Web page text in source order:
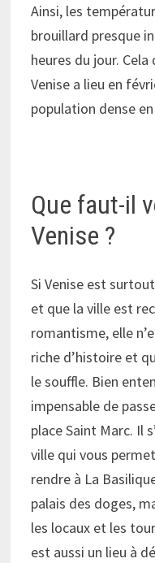
Ainsi, les
brouillard presque
heures du jour.
Venise a lieu en
population dense
Que faut-il
Venise ?
Si Venise est
et que la ville est
romantisme, elle
riche d’histoire et
le souffle. Bien
impensable de
place Saint Marc. Il
ville qui vous
rendre à La
palais des doges,
les locaux et les
est aussi un lieu à